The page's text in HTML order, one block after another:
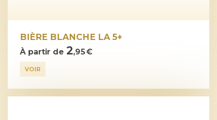
BIÈRE BLANCHE LA 5+
À partir de 2,95 €
VOIR